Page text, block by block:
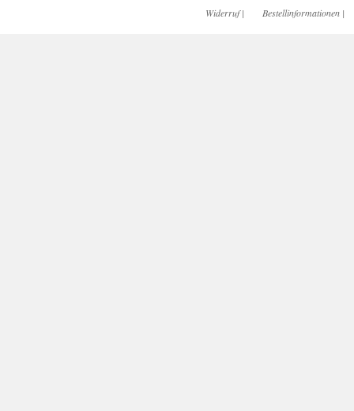
Widerruf| Bestellinformationen |